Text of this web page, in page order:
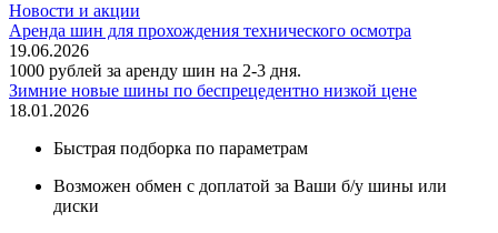
Новости и акции
Аренда шин для прохождения технического осмотра
19.06.2026
1000 рублей за аренду шин на 2-3 дня.
Зимние новые шины по беспрецедентно низкой цене
18.01.2026
Быстрая подборка по параметрам
Возможен обмен с доплатой за Ваши б/у шины или
диски